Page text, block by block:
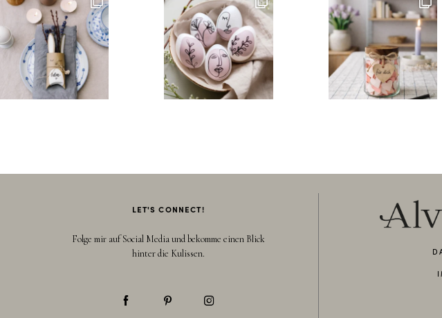
LET'S CONNECT!
Folge mir auf Social Media und bekomme einen Blick
hinter die Kulissen.